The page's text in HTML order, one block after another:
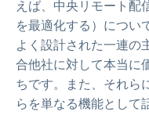
えば、中央リモート配
を最適化する）につい
よく設計された一連の
合他社に対して本当に
ちです。また、それら
らを単なる機能として